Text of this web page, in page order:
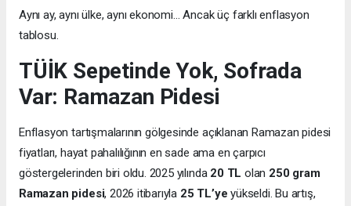
Aynı ay, aynı ülke, aynı ekonomi… Ancak üç farklı enflasyon
tablosu.
TÜİK Sepetinde Yok, Sofrada
Var: Ramazan Pidesi
Enflasyon tartışmalarının gölgesinde açıklanan Ramazan pidesi
fiyatları, hayat pahalılığının en sade ama en çarpıcı
göstergelerinden biri oldu. 2025 yılında 20 TL olan 250 gram
Ramazan pidesi, 2026 itibarıyla 25 TL’ye yükseldi. Bu artış,